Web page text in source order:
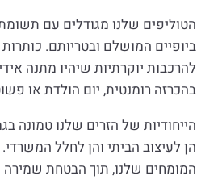
הטוליפים שלנו מגודלים עם
ביופיים המושלם ובטריותם.
להרכבות יוקרתיות שיהיו מתנה
בהכרזה רומנטית, יום הולדת או
הייחודיות של הזרים שלנו
הן לעיצוב הביתי והן לחלל
המומחים שלנו, תוך הבטחת שמירה